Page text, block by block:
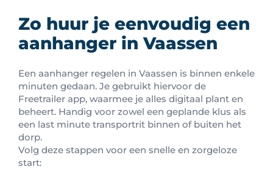
Zo huur je eenvoudig een
aanhanger in Vaassen
Een aanhanger regelen in Vaassen is binnen enkele
minuten gedaan. Je gebruikt hiervoor de
Freetrailer app, waarmee je alles digitaal plant en
beheert. Handig voor zowel een geplande klus als
een last minute transportrit binnen of buiten het
dorp.
Volg deze stappen voor een snelle en zorgeloze
start: